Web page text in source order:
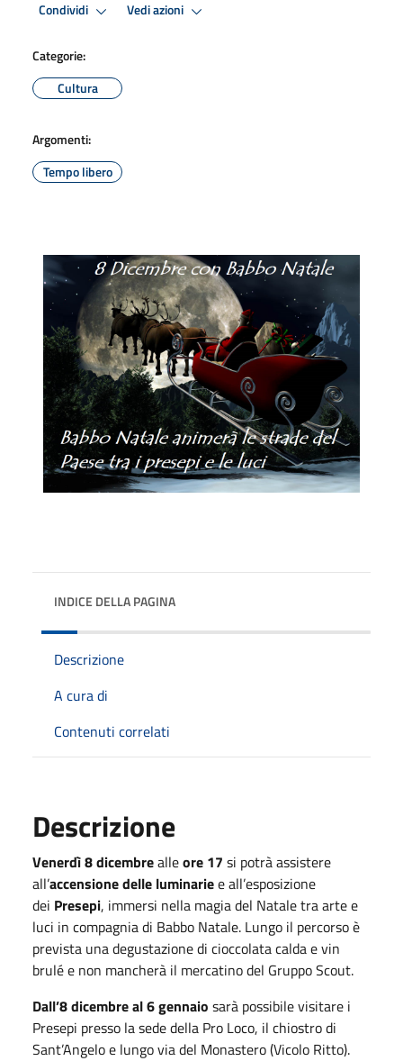
Condividi Vedi azioni
Categorie:
Cultura
Argomenti:
Tempo libero
INDICE DELLA PAGINA
Descrizione
A cura di
Contenuti correlati
Descrizione
Venerdì 8 dicembrealleore 17 si potrà assistere
all’accensione delle luminariee all’esposizione
dei Presepi, immersi nella magia del Natale tra arte e
luci in compagnia di Babbo Natale. Lungo il percorso è
prevista una degustazione di cioccolata calda e vin
brulé e non mancherà il mercatino del Gruppo Scout.
Dall’8 dicembre al 6 gennaio sarà possibile visitare i
Presepi presso la sede della Pro Loco, il chiostro di
Sant’Angelo e lungo via del Monastero (Vicolo Ritto).